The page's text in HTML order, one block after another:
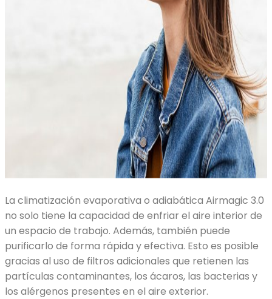
La climatización evaporativa o adiabática Airmagic 3.0
no solo tiene la capacidad de enfriar el aire interior de
un espacio de trabajo. Además, también puede
purificarlo de forma rápida y efectiva. Esto es posible
gracias al uso de filtros adicionales que retienen las
partículas contaminantes, los ácaros, las bacterias y
los alérgenos presentes en el aire exterior.